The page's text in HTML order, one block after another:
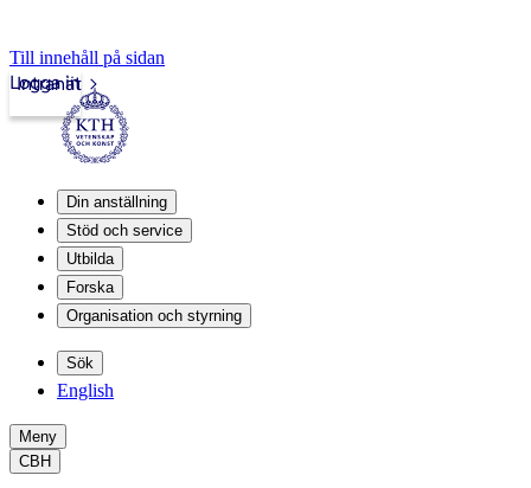
Till innehåll på sidan
Intranät
Logga in
Din anställning
Stöd och service
Utbilda
Forska
Organisation och styrning
Sök
English
Meny
CBH